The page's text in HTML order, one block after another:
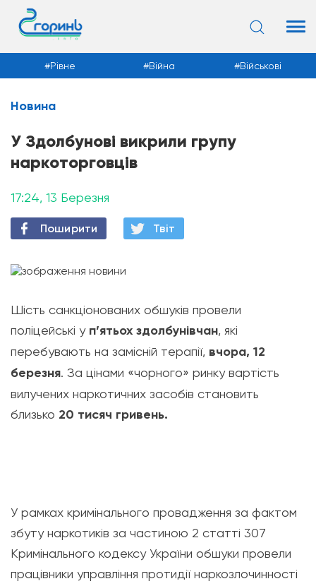
Новини
Рівне Війна Військові
Новина
У Здолбунові викрили групу
наркоторговців
17:24, 13 Березня
Поширити Твiт
Шість санкціонованих обшуків провели
поліцейські уп’ятьох здолбунівчан, які
перебувають на замісній терапії, вчора, 12
березня. За цінами «чорного» ринку вартість
вилучених наркотичних засобів становить
близько 20 тисяч гривень.
У рамках кримінального провадження за фактом
збуту наркотиків за частиною 2 статті 307
Кримінального кодексу України обшуки провели
працівники управління протидії наркозлочинності